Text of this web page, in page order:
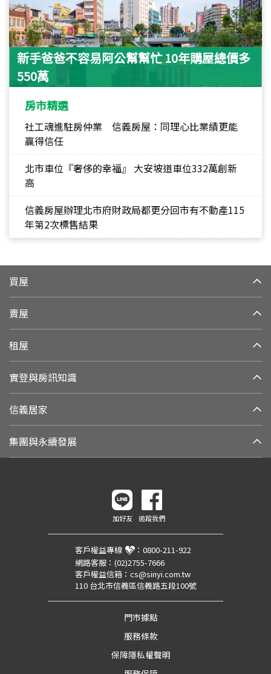
新手爸爸不容易阿公幫幫忙 10年購屋總價多
550萬
房市精選
社工魂進駐房仲業 信義房屋：同理心比業績更能
贏得信任
北市車位『奢侈的幸福』 大安坡道車位332萬創新
高
信義房屋辦理北市府財政局都更分回市有不動產115
年第2次標售結果
買屋
賣屋
租屋
實登與房訊知識
信義居家
集團與永續發展
加好友 追蹤我們
客戶權益專線 ： 0800-211-922
網路客服： (02)2755-7666
客戶權益信箱： cs@sinyi.com.tw
110 台北市信義區信義路五段100號
門市據點
服務條款
保障隱私權聲明